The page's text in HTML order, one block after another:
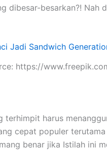
dibesar-besarkan?! Nah
https://
terhimpit harus
cepat populer
benar jika Istilah ini